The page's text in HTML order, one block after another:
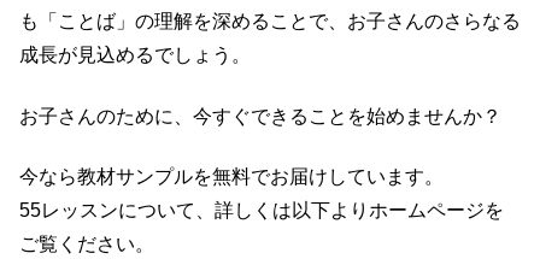
も「ことば」の理解を深めることで、お子さんのさらなる
成長が見込めるでしょう。
お子さんのために、今すぐできることを始めませんか？
今なら教材サンプルを無料でお届けしています。
55レッスンについて、詳しくは以下よりホームページを
ご覧ください。